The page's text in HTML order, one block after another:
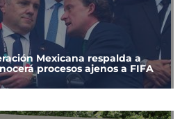
Mexicana respalda a
procesos ajenos a FIFA